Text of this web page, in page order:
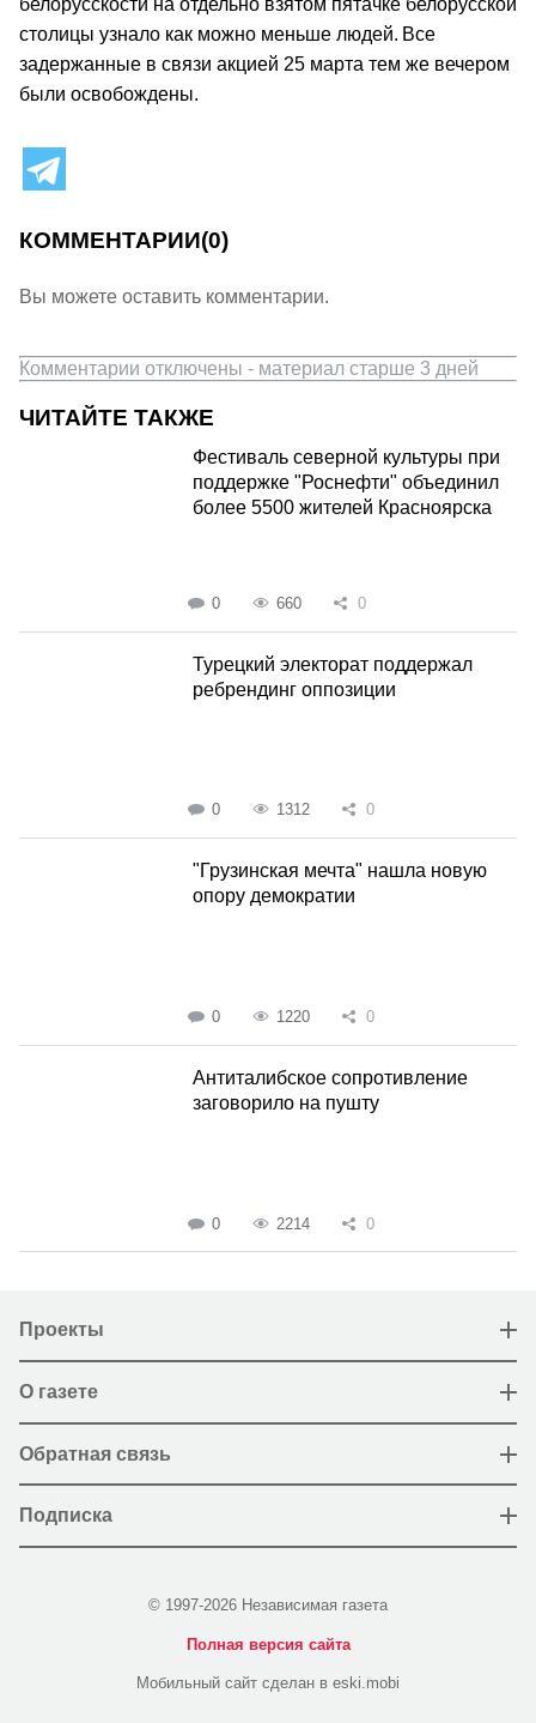
белорусскости на отдельно взятом пятачке белорусской
столицы узнало как можно меньше людей. Все
задержанные в связи акцией 25 марта тем же вечером
были освобождены.
КОММЕНТАРИИ(0)
Вы можете оставить комментарии.
Комментарии отключены - материал старше 3 дней
ЧИТАЙТЕ ТАКЖЕ
Фестиваль северной культуры при
поддержке "Роснефти" объединил
более 5500 жителей Красноярска
0 660 0
Турецкий электорат поддержал
ребрендинг оппозиции
0 1312 0
"Грузинская мечта" нашла новую
опору демократии
0 1220 0
Антиталибское сопротивление
заговорило на пушту
0 2214 0
Проекты
О газете
Обратная связь
Подписка
© 1997-2026 Независимая газета
Полная версия сайта
Мобильный сайт сделан в eski.mobi